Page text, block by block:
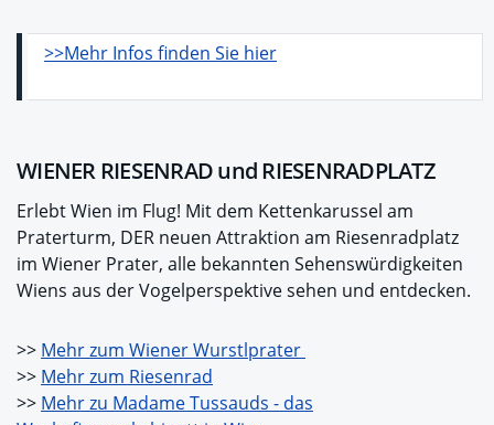
>>Mehr Infos finden Sie hier
WIENER RIESENRAD und RIESENRADPLATZ
Erlebt Wien im Flug! Mit dem Kettenkarussel am
Praterturm, DER neuen Attraktion am Riesenradplatz
im Wiener Prater, alle bekannten Sehenswürdigkeiten
Wiens aus der Vogelperspektive sehen und entdecken.
>> Mehr zum Wiener Wurstlprater
>> Mehr zum Riesenrad
>> Mehr zu Madame Tussauds - das